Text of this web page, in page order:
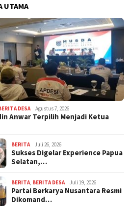
UTAMA
DESA Agustus 7, 2026
Anwar Terpilih Menjadi Ketua
BERITA Juli 26, 2026
Sukses Digelar Experience Papua
Selatan,…
BERITA, BERITA DESA Juli 19, 2026
Partai Berkarya Nusantara Resmi
Dikomand…